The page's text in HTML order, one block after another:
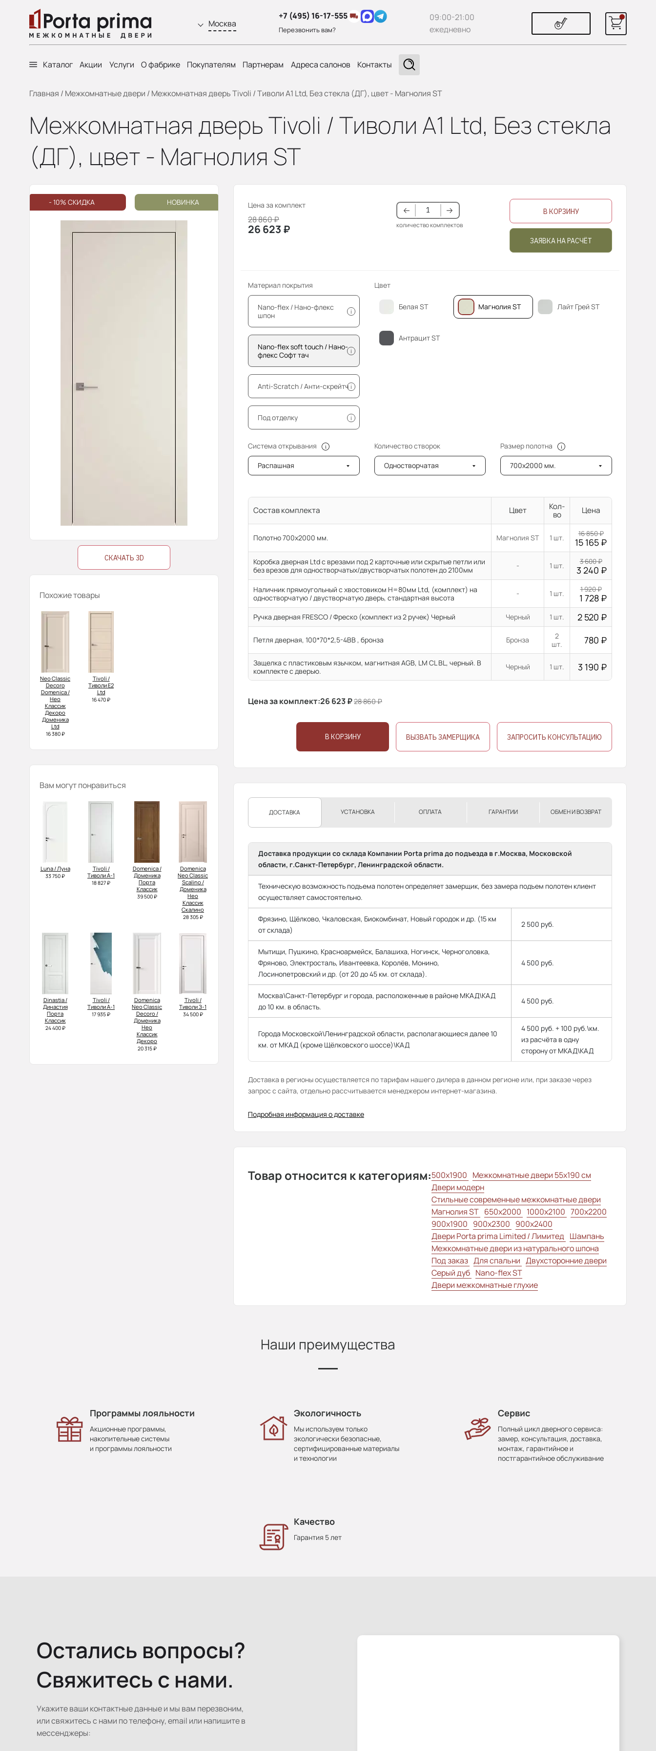
Москва
+7 (495) 16-17-555
Перезвонить вам?
09:00-21:00
ежедневно
Каталог Акции Услуги О фабрике Покупателям Партнерам Адреса салонов Контакты
Главная / Межкомнатные двери / Межкомнатная дверь Tivoli / Тиволи A1 Ltd, Без стекла (ДГ), цвет - Магнолия ST
Межкомнатная дверь Tivoli / Тиволи A1 Ltd, Без стекла
(ДГ), цвет - Магнолия ST
- 10% СКИДКА НОВИНКА
СКАЧАТЬ 3D
Похожие товары
Neo Classic
Decoro
Domenica /
Нео
Классик
Декоро
Доменика
Ltd
16 380 ₽
Tivoli /
Тиволи Е2
Ltd
16 470 ₽
Вам могут понравиться
Luna / Луна
33 750 ₽
Tivoli /
Тиволи А-1
18 827 ₽
Domenica /
Доменика
Порта
Классик
39 500 ₽
Domenica
Neo Classic
Scalino /
Доменика
Нео
Классик
Скалино
28 305 ₽
Dinastia /
Династия
Порта
Классик
24 400 ₽
Tivoli /
Тиволи А-1
17 935 ₽
Domenica
Neo Classic
Decoro /
Доменика
Нео
Классик
Декоро
20 315 ₽
Tivoli /
Тиволи З-1
34 500 ₽
Цена за комплект
28 860₽
26 623 ₽ количество комплектов
В КОРЗИНУ
ЗАЯВКА НА РАСЧЁТ
Материал покрытия
Nano-flex / Нано-флекс
шпон
i
Nano-flex soft touch / Нано-
флекс Софт тач
i
Апti-Sсrаtсh / Анти-скрейтч i
Под отделку i
Цвет
Белая ST Магнолия ST Лайт Грей ST
Антрацит ST
Система открывания
Распашная
Количество створок
Одностворчатая
Размер полотна
700x2000 мм.
Состав комплекта Цвет
Кол-
во
Цена
Полотно 700x2000 мм. Магнолия ST 1 шт. 16 850₽
15 165 ₽
Коробка дверная Ltd с врезами под 2 карточные или скрытые петли или
без врезов для одностворчатых/двустворчатых полотен до 2100мм
- 1 шт. 3 600₽
3 240 ₽
Наличник прямоугольный с хвостовиком H=80мм Ltd, (комплект) на
одностворчатую / двустворчатую дверь, стандартная высота
- 1 шт. 1 920₽
1 728 ₽
Ручка дверная FRESCO / Фреско (комплект из 2 ручек) Черный Черный 1 шт. 2 520 ₽
Петля дверная, 100*70*2,5-4ВВ , бронза Бронза
2
шт.
780 ₽
Защелка с пластиковым язычком, магнитная AGB, LM CL BL, черный. В
комплекте с дверью.
Черный 1 шт. 3 190 ₽
Цена за комплект:26 623₽28 860₽
В КОРЗИНУ ВЫЗВАТЬ ЗАМЕРЩИКА ЗАПРОСИТЬ КОНСУЛЬТАЦИЮ
ДОСТАВКА УСТАНОВКА ОПЛАТА ГАРАНТИИ ОБМЕН И ВОЗВРАТ
Доставка продукции со склада Компании Porta prima до подъезда в г.Москва, Московской
области, г.Санкт-Петербург, Ленинградской области.
Техническую возможность подъема полотен определяет замерщик, без замера подъем полотен клиент
осуществляет самостоятельно.
Фрязино, Щёлково, Чкаловская, Биокомбинат, Новый городок и др. (15 км
от склада)
2 500 руб.
Мытищи, Пушкино, Красноармейск, Балашиха, Ногинск, Черноголовка,
Фряново, Электросталь, Ивантеевка, Королёв, Монино,
Лосинопетровский и др. (от 20 до 45 км. от склада).
4 500 руб.
Москва\Санкт-Петербург и города, расположенные в районе МКАД\КАД
до 10 км. в область.
4 500 руб.
Города Московской\Ленинградской области, располагающиеся далее 10
км. от МКАД (кроме Щёлковского шоссе)\КАД
4 500 руб. + 100 руб.\км.
из расчёта в одну
сторону от МКАД\КАД
Доставка в регионы осуществляется по тарифам нашего дилера в данном регионе или, при заказе через
запрос с сайта, отдельно рассчитывается менеджером интернет-магазина.
Подробная информация о доставке
Товар относится к категориям:500x1900 Межкомнатные двери 55х190 см
Двери модерн
Стильные современные межкомнатные двери
Магнолия ST 650x2000 1000x2100 700x2200
900x1900 900x2300 900x2400
Двери Porta prima Limited / Лимитед Шампань
Межкомнатные двери из натурального шпона
Под заказ Для спальни Двухсторонние двери
Серый дуб Nano-flex ST
Двери межкомнатные глухие
Наши преимущества
Программы лояльности
Акционные программы,
накопительные системы
и программы лояльности
Экологичность
Мы используем только
экологически безопасные,
сертифицированные материалы
и технологии
Сервис
Полный цикл дверного сервиса:
замер, консультация, доставка,
монтаж, гарантийное и
постгарантийное обслуживание
Качество
Гарантия 5 лет
Остались вопросы?
Свяжитесь с нами.
Укажите ваши контактные данные и мы вам перезвоним,
или свяжитесь с нами по телефону, email или напишите в
мессенджеры: